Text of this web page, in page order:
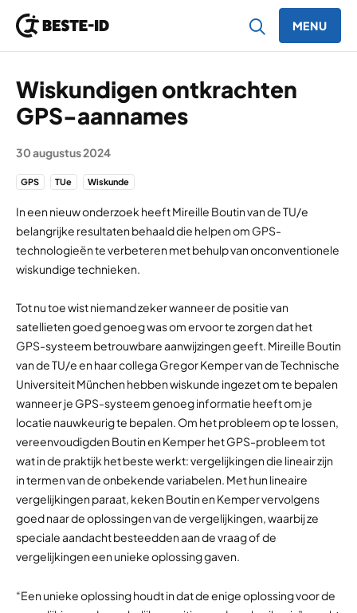
MENU
Wiskundigen ontkrachten
GPS-aannames
30 augustus 2024
GPS TUe Wiskunde
In een nieuw onderzoek heeft Mireille Boutin van de TU/e
belangrijke resultaten behaald die helpen om GPS-
technologieën te verbeteren met behulp van onconventionele
wiskundige technieken.
Tot nu toe wist niemand zeker wanneer de positie van
satellieten goed genoeg was om ervoor te zorgen dat het
GPS-systeem betrouwbare aanwijzingen geeft. Mireille Boutin
van de TU/e en haar collega Gregor Kemper van de Technische
Universiteit München hebben wiskunde ingezet om te bepalen
wanneer je GPS-systeem genoeg informatie heeft om je
locatie nauwkeurig te bepalen. Om het probleem op te lossen,
vereenvoudigden Boutin en Kemper het GPS-probleem tot
wat in de praktijk het beste werkt: vergelijkingen die lineair zijn
in termen van de onbekende variabelen. Met hun lineaire
vergelijkingen paraat, keken Boutin en Kemper vervolgens
goed naar de oplossingen van de vergelijkingen, waarbij ze
speciale aandacht besteedden aan de vraag of de
vergelijkingen een unieke oplossing gaven.
“Een unieke oplossing houdt in dat de enige oplossing voor de